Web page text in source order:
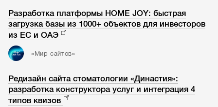
Разработка платформы HOME JOY: быстрая
загрузка базы из 1000+ объектов для инвесторов
из ЕС и ОАЭ
«Мир сайтов»
Редизайн сайта стоматологии «Династия»:
разработка конструктора услуг и интеграция 4
типов квизов